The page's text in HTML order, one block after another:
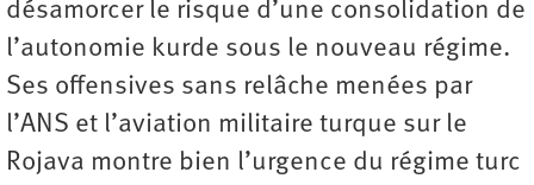
désamorcer le risque d’une consolidation de
l’autonomie kurde sous le nouveau régime.
Ses offensives sans relâche menées par
l’ANS et l’aviation militaire turque sur le
Rojava montre bien l’urgence du régime turc